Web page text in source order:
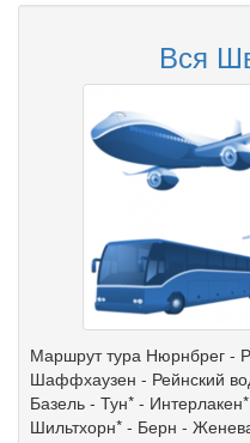
Вся
Маршрут тура Нюрнбрег -
Шаффхаузен - Рейнский
Базель - Тун* -
Шильтхорн* - Берн -